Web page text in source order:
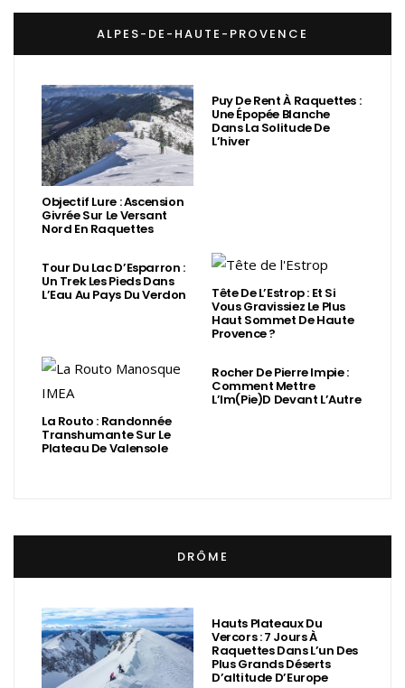
ALPES-DE-HAUTE-PROVENCE
Objectif Lure : Ascension
Givrée Sur Le Versant
Nord En Raquettes
Puy De Rent À Raquettes :
Une Épopée Blanche
Dans La Solitude De
L’hiver
Tour Du Lac D’Esparron :
Un Trek Les Pieds Dans
L’Eau Au Pays Du Verdon Tête De L’Estrop : Et Si
Vous Gravissiez Le Plus
Haut Sommet De Haute
Provence ?
La Routo : Randonnée
Transhumante Sur Le
Plateau De Valensole
Rocher De Pierre Impie :
Comment Mettre
L’Im(Pie)d Devant L’Autre
DRÔME
Hauts Plateaux Du
Vercors : 7 Jours À
Raquettes Dans L’un Des
Plus Grands Déserts
D’altitude D’Europe